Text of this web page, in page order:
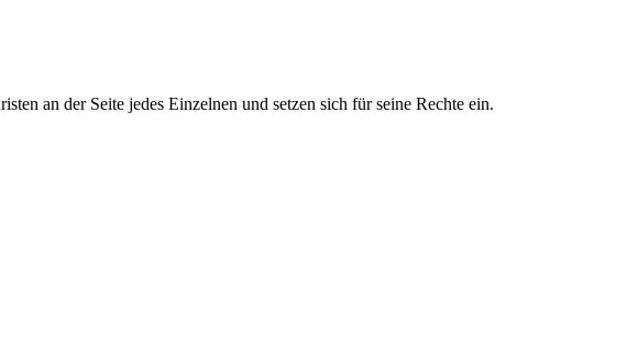
an der Seite jedes Einzelnen und setzen sich für seine Rechte ein.